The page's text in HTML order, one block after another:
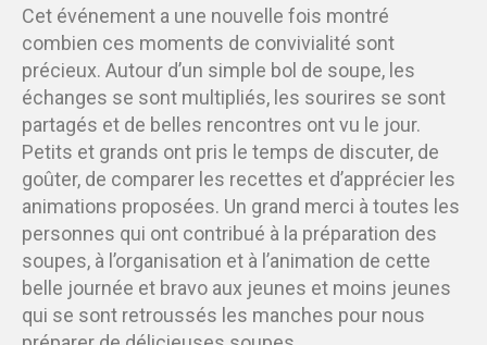
Cet événement a une nouvelle fois montré
combien ces moments de convivialité sont
précieux. Autour d’un simple bol de soupe, les
échanges se sont multipliés, les sourires se sont
partagés et de belles rencontres ont vu le jour.
Petits et grands ont pris le temps de discuter, de
goûter, de comparer les recettes et d’apprécier les
animations proposées. Un grand merci à toutes les
personnes qui ont contribué à la préparation des
soupes, à l’organisation et à l’animation de cette
belle journée et bravo aux jeunes et moins jeunes
qui se sont retroussés les manches pour nous